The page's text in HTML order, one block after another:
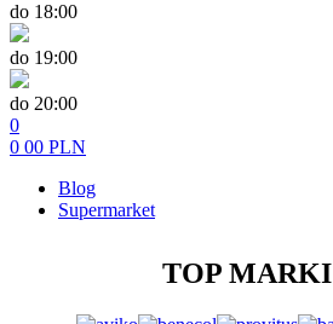
do 18:00
do 19:00
do 20:00
0
0 00 PLN
Blog
Supermarket
TOP MARKI